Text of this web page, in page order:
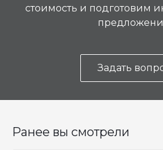
стоимость и подготовим
Задать
Ранее вы смотрели